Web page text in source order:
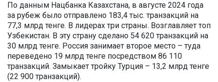
По данным Нацбанка Казахстана, в августе 2024 года
за рубеж было отправлено 183,4 тыс. транзакций на
77,3 млрд тенге. В лидерах три страны. Возглавляет топ
Узбекистан. В эту страну сделано 54 620 транзакций на
30 млрд тенге. Россия занимает второе место – туда
переведено 19 млрд тенге посредством 86 110
транзакций. Замыкает тройку Турция – 13,2 млрд тенге
(22 900 транзакций).